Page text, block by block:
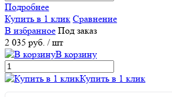
Подробнее
Купить в 1 клик Сравнение
В избранное Под заказ
2 035 руб. / шт
В корзину
Купить в 1 клик